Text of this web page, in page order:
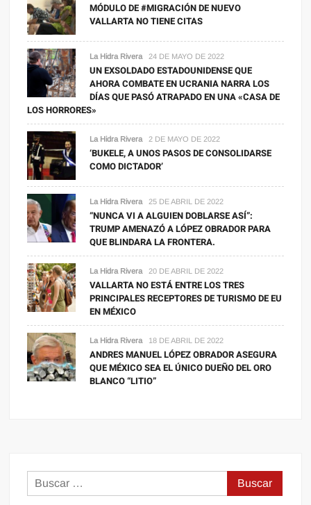
MÓDULO DE #MIGRACIÓN DE NUEVO
VALLARTA NO TIENE CITAS
La Hidra Rivera 24 DE MAYO DE 2022
UN EXSOLDADO ESTADOUNIDENSE QUE
AHORA COMBATE EN UCRANIA NARRA LOS
DÍAS QUE PASÓ ATRAPADO EN UNA «CASA DE
LOS HORRORES»
La Hidra Rivera 2 DE MAYO DE 2022
‘BUKELE, A UNOS PASOS DE CONSOLIDARSE
COMO DICTADOR’
La Hidra Rivera 25 DE ABRIL DE 2022
“NUNCA VI A ALGUIEN DOBLARSE ASÍ”:
TRUMP AMENAZÓ A LÓPEZ OBRADOR PARA
QUE BLINDARA LA FRONTERA.
La Hidra Rivera 20 DE ABRIL DE 2022
VALLARTA NO ESTÁ ENTRE LOS TRES
PRINCIPALES RECEPTORES DE TURISMO DE EU
EN MÉXICO
La Hidra Rivera 18 DE ABRIL DE 2022
ANDRES MANUEL LÓPEZ OBRADOR ASEGURA
QUE MÉXICO SEA EL ÚNICO DUEÑO DEL ORO
BLANCO “LITIO”
Buscar: